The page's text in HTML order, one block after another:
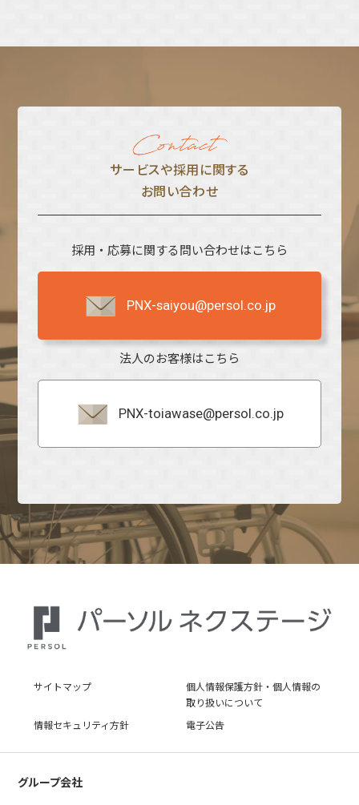
サービスや採⽤に関する
お問い合わせ
採用・応募に関する問い合わせはこちら
PNX-saiyou@persol.co.jp
法人のお客様はこちら
PNX-toiawase@persol.co.jp
サイトマップ
個人情報保護方針・個人情報の
取り扱いについて
情報セキュリティ方針
電子公告
グループ会社